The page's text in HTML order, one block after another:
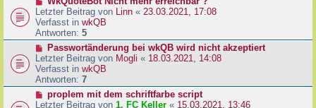
a
g
B
e
i
t
a
g
e
u
e
r
B
e
i
t
a
Letzter Beitrag von Linn « 23.03.2021, 17:08
Verfasst in wkQB
Antworten: 5
N
e
u
e
r
B
Passwortänderung bei wkQB wird nicht akzeptiert
Letzter Beitrag von Mogli « 18.03.2021, 14:08
Verfasst in wkQB
Antworten: 7
N
e
proplem mit dem schriftfarbe script
Letzter Beitrag von 1. FC Keller « 15.03.2021, 13:46